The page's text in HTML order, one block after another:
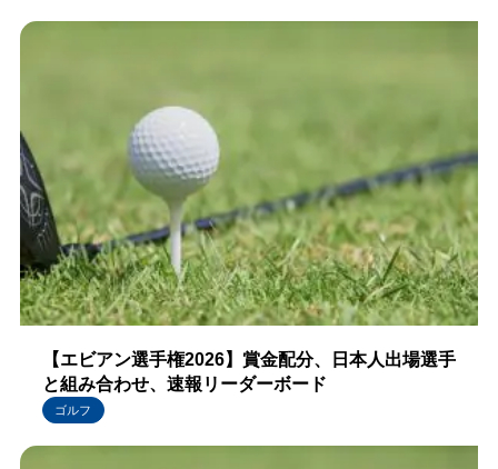
【エビアン選手権2026】賞金配分、日本人出場選手
と組み合わせ、速報リーダーボード
ゴルフ